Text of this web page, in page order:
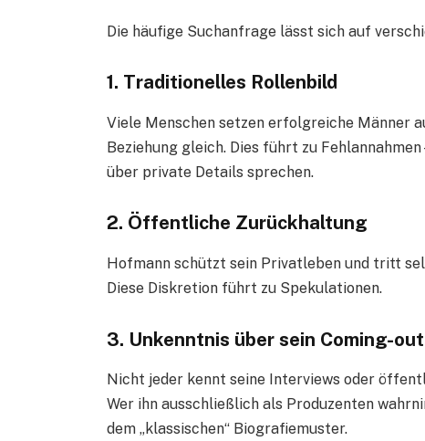
Die häufige Suchanfrage lässt sich auf
1. Traditionelles Rollenbild
Viele Menschen setzen erfolgreiche Männer
Beziehung gleich. Dies führt zu
über private Details sprechen.
2. Öffentliche Zurückhaltung
Hofmann schützt sein Privatleben und tritt
Diese Diskretion führt zu Spekulationen.
3. Unkenntnis über sein Coming-out
Nicht jeder kennt seine Interviews oder
Wer ihn ausschließlich als Produzenten
dem „klassischen“ Biografiemuster.